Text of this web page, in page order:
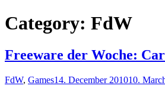
Category: FdW
Freeware der Woche:
FdW, Games14. December 201010.